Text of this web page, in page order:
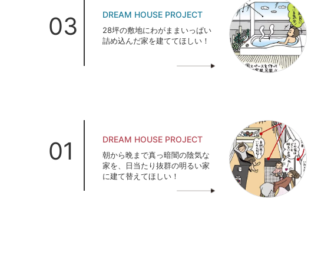
03 DREAM HOUSE PROJECT
28坪の敷地にわがままいっぱい
詰め込んだ家を建ててほしい！
01 DREAM HOUSE PROJECT
朝から晩まで真っ暗闇の陰気な
家を、日当たり抜群の明るい家
に建て替えてほしい！